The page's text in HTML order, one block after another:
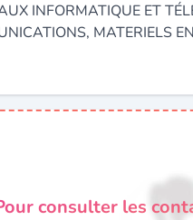
INFORMATIQUE ET
MATERIELS
consulter les